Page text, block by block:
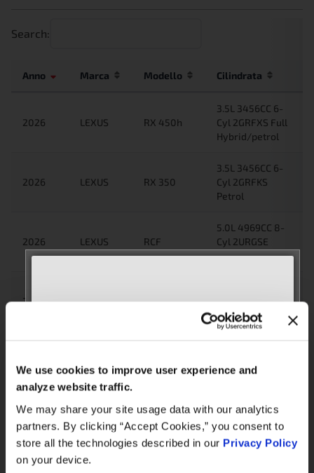
We use cookies to improve user experience and
analyze website traffic.
We may share your site usage data with our analytics
partners. By clicking “Accept Cookies,” you consent to
store all the technologies described in our Privacy Policy
on your device.
Search:
Anno Marca Modello Cilindrata
2026 LEXUS RX 450h
3.5L 3456CC 6-
Cyl 2GRFXS Full
Hybrid/petrol
2026 LEXUS RX 350
3.5L 3456CC 6-
Cyl 2GRFKS
Petrol
2026 LEXUS RCF
5.0L 4969CC 8-
Cyl 2URGSE
Petrol
2026 LEXUS RC 300h
Cyl 2ARFSE Full
Hybrid/petrol
Hybrid/petrol
2026 TOYOTA Sienna
3.5L 3456CC 6-
Cyl 2GRFE Petrol
2026 LEXUS
2.0L 1987CC 4-
MEET WITH US AT
September 8–12, 2026
Book your meeting NOW